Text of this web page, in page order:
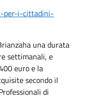
per-i-cittadini-
una durata
settimanali, e
euro e la
secondo il
di